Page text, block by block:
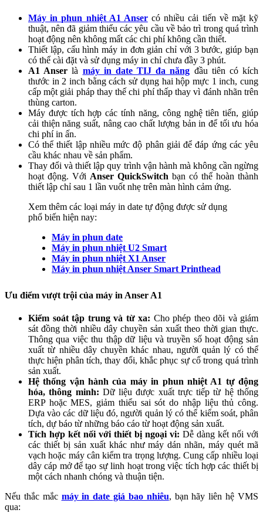
Máy in phun nhiệt A1 Ansercó nhiều cải tiến về mặt kỹ
thuật, nên đã giảm thiểu các yêu cầu về bảo trì trong quá trình
hoạt động nên không mất các chi phí không cần thiết.
Thiết lập, cấu hình máy in đơn giản chỉ với 3 bước, giúp bạn
có thể cài đặt và sử dụng máy in chỉ chưa đầy 3 phút.
A1 Anserlà máy in date TIJ đa năng đầu tiên có kích
thước in 2 inch bằng cách sử dụng hai hộp mực 1 inch, cung
cấp một giải pháp thay thế chi phí thấp thay vì đánh nhãn trên
thùng carton.
Máy được tích hợp các tính năng, công nghệ tiên tiến, giúp
cải thiện năng suất, nâng cao chất lượng bản in để tối ưu hóa
chi phí in ấn.
Có thể thiết lập nhiều mức độ phân giải để đáp ứng các yêu
cầu khác nhau về sản phẩm.
Thay đổi và thiết lập quy trình vận hành mà không cần ngừng
hoạt động. Với Anser QuickSwitch bạn có thể hoàn thành
thiết lập chỉ sau 1 lần vuốt nhẹ trên màn hình cảm ứng.
Xem thêm các loại máy in date tự động được sử dụng
phổ biến hiện nay:
Máy in phun date
Máy in phun nhiệt U2 Smart
Máy in phun nhiệt X1 Anser
Máy in phun nhiệt Anser Smart Printhead
Ưu điểm vượt trội của máy in Anser A1
Kiểm soát tập trung và từ xa: Cho phép theo dõi và giám
sát đồng thời nhiều dây chuyền sản xuất theo thời gian thực.
Thông qua việc thu thập dữ liệu và truyền số hoạt động sản
xuất từ nhiều dây chuyền khác nhau, người quản lý có thể
thực hiện phân tích, thay đổi, khắc phục sự cố trong quá trình
sản xuất.
Hệ thống vận hành của máy in phun nhiệt A1 tự động
hóa, thông minh: Dữ liệu được xuất trực tiếp từ hệ thống
ERP hoặc MES, giảm thiểu sai sót do nhập liệu thủ công.
Dựa vào các dữ liệu đó, người quản lý có thể kiểm soát, phân
tích, dự báo từ những báo cáo từ hoạt động sản xuất.
Tích hợp kết nối với thiết bị ngoại vi: Dễ dàng kết nối với
các thiết bị sản xuất khác như máy dán nhãn, máy quét mã
vạch hoặc máy cân kiểm tra trọng lượng. Cung cấp nhiều loại
dây cáp mở để tạo sự linh hoạt trong việc tích hợp các thiết bị
một cách nhanh chóng và thuận tiện.
Nếu thắc mắc máy in date giá bao nhiêu, bạn hãy liên hệ VMS
qua: